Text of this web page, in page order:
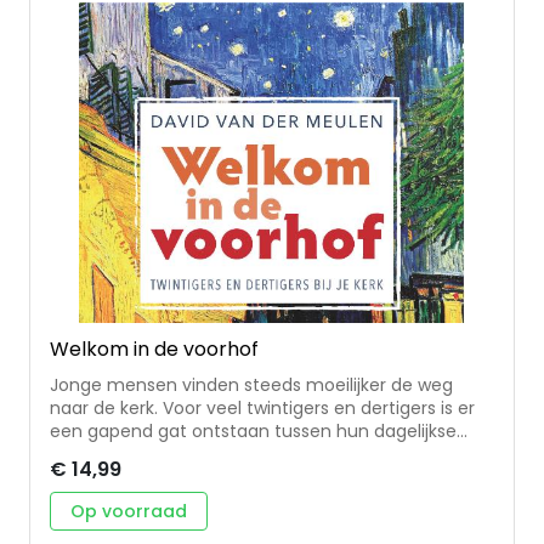
onzekerheid, roddelen, uitgaan, seks, social media
en modesty. You GOD this! geeft antwoord op de
vraag: Hoe kan ik leven met God in deze tijd? Hoe
word ik van Hem en niet van de wereld?
Welkom in de voorhof
Jonge mensen vinden steeds moeilijker de weg
naar de kerk. Voor veel twintigers en dertigers is er
een gapend gat ontstaan tussen hun dagelijkse
werken met jonge mensen in Amsterdam, heeft
millennial-dominee David van der Meulen iets
ontdekt wat de leefwereld van jonge mensen en de
€ 14,99
Op voorraad